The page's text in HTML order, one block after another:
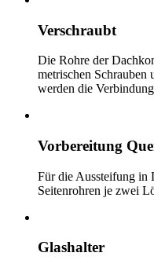
Verschraubt
Die Rohre der
metrischen Schrauben
werden die
Vorbereitung
Für die Aussteifung in
Seitenrohren je zwei
Glashalter